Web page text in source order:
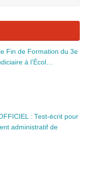
Fin de Formation du 3e
à l’Écol…
: Test-écrit pour
administratif de